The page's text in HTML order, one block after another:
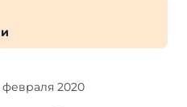
февраля 2020